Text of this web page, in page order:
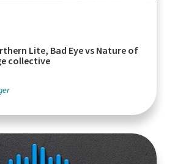
Lite, Bad Eye vs Nature of
collective